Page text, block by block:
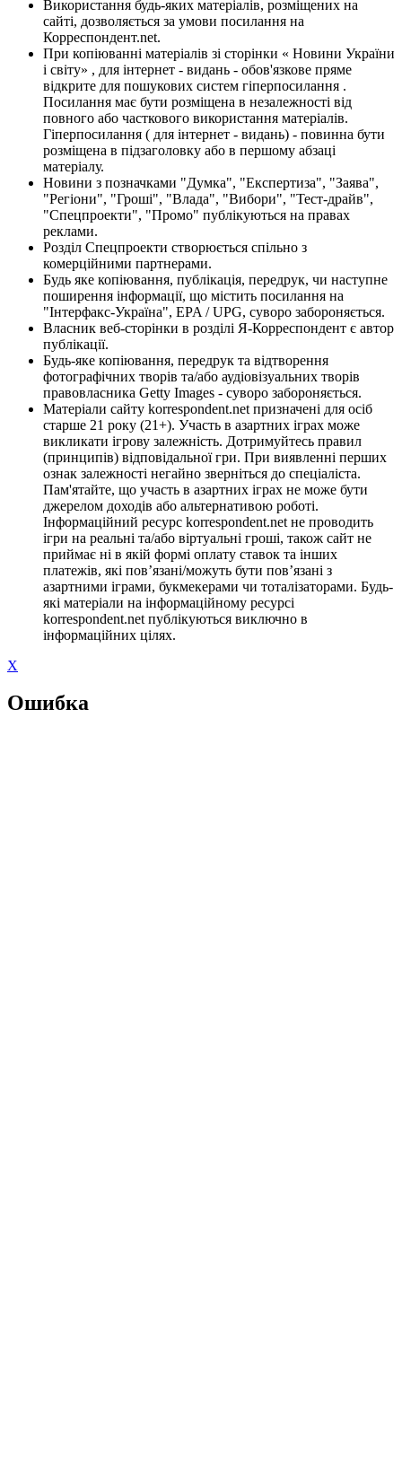
Використання будь-яких матеріалів, розміщених на
сайті, дозволяється за умови посилання на
Корреспондент.net.
При копіюванні матеріалів зі сторінки « Новини України
і світу» , для інтернет - видань - обов'язкове пряме
відкрите для пошукових систем гіперпосилання .
Посилання має бути розміщена в незалежності від
повного або часткового використання матеріалів.
Гіперпосилання ( для інтернет - видань) - повинна бути
розміщена в підзаголовку або в першому абзаці
матеріалу.
Новини з позначками "Думка", "Експертиза", "Заява",
"Регіони", "Гроші", "Влада", "Вибори", "Тест-драйв",
"Спецпроекти", "Промо" публікуються на правах
реклами.
Розділ Спецпроекти створюється спільно з
комерційними партнерами.
Будь яке копіювання, публікація, передрук, чи наступне
поширення інформації, що містить посилання на
"Інтерфакс-Україна", EPA / UPG, суворо забороняється.
Власник веб-сторінки в розділі Я-Корреспондент є автор
публікації.
Будь-яке копіювання, передрук та відтворення
фотографічних творів та/або аудіовізуальних творів
правовласника Getty Images - суворо забороняється.
Матеріали сайту korrespondent.net призначені для осіб
старше 21 року (21+). Участь в азартних іграх може
викликати ігрову залежність. Дотримуйтесь правил
(принципів) відповідальної гри. При виявленні перших
ознак залежності негайно зверніться до спеціаліста.
Пам'ятайте, що участь в азартних іграх не може бути
джерелом доходів або альтернативою роботі.
Інформаційний ресурс korrespondent.net не проводить
ігри на реальні та/або віртуальні гроші, також сайт не
приймає ні в якій формі оплату ставок та інших
платежів, які пов’язані/можуть бути пов’язані з
азартними іграми, букмекерами чи тоталізаторами. Будь-
які матеріали на інформаційному ресурсі
korrespondent.net публікуються виключно в
інформаційних цілях.
X
Ошибка